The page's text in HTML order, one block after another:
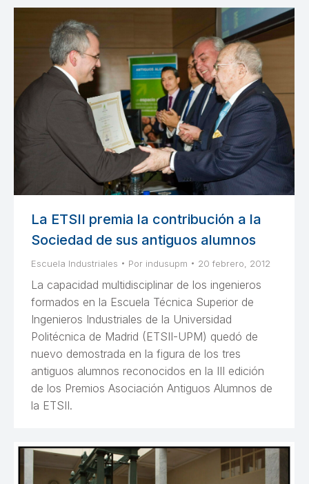
La ETSII premia la contribución a la
Sociedad de sus antiguos alumnos
Escuela Industriales Por indusupm 20 febrero, 2012
La capacidad multidisciplinar de los ingenieros
formados en la Escuela Técnica Superior de
Ingenieros Industriales de la Universidad
Politécnica de Madrid (ETSII-UPM) quedó de
nuevo demostrada en la figura de los tres
antiguos alumnos reconocidos en la III edición
de los Premios Asociación Antiguos Alumnos de
la ETSII.